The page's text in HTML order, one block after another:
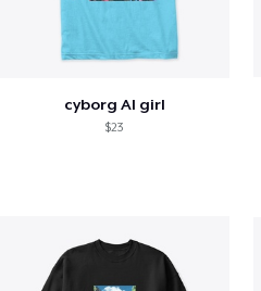
cyborg AI girl
$23